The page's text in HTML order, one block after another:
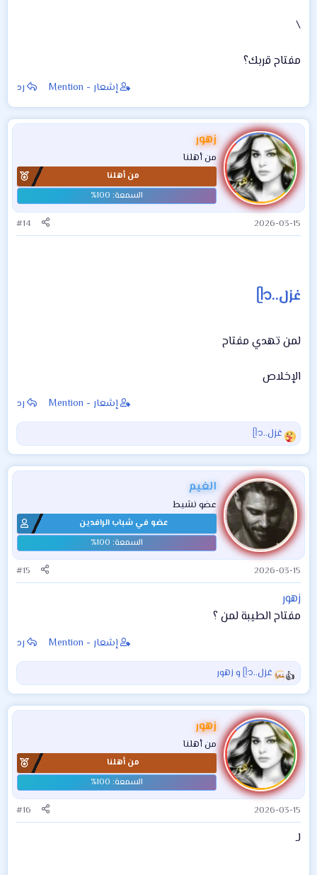
\
مفتاح قربك؟
إشعار - Mention رد
زهور
من أهلنا
من أهلنا
2026-03-15
#14
غزل..ᥫ᭡
لمن تهدي مفتاح
الإخلاص
إشعار - Mention رد
ا
ل
ت
ف
ا
ع
ل
ا
ت
:
غزل..ᥫ᭡
الغيم
عضو نشيط
عضو في شباب الرافدين
2026-03-15
#15
زهور
مفتاح الطيبة لمن ؟
إشعار - Mention رد
ا
ل
ت
ف
ا
ع
ل
ا
ت
:
غزل..ᥫ᭡ و زهور
زهور
من أهلنا
من أهلنا
2026-03-15
#16
لـ